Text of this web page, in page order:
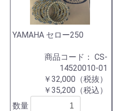
YAMAHA セロー250
商品コード： CS-
14520010-01
￥32,000（税抜）
￥35,200（税込）
数量